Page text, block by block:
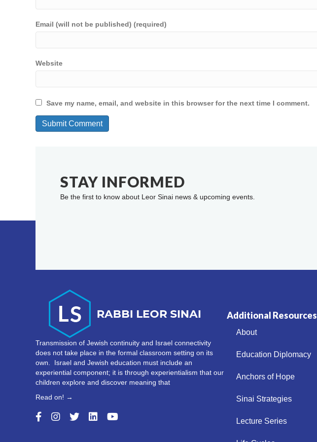
Email (will not be published) (required)
Website
Save my name, email, and website in this browser for the next time I comment.
STAY INFORMED
Be the first to know about Leor Sinai news & upcoming events.
Transmission of Jewish continuity and Israel connectivity
does not take place in the formal classroom setting on its
own. Israel and Jewish education must include an
experiential component; it is through experientialism that our
children explore and discover meaning that
Read on! →
Additional Resources
About
Education Diplomacy
Anchors of Hope
Sinai Strategies
Lecture Series